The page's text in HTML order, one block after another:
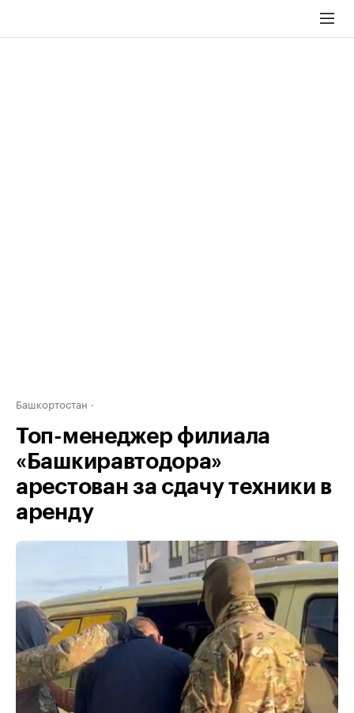
Башкортостан
Топ-менеджер филиала
«Башкиравтодора»
арестован за сдачу техники в
аренду